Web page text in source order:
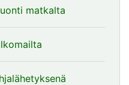
matkalta